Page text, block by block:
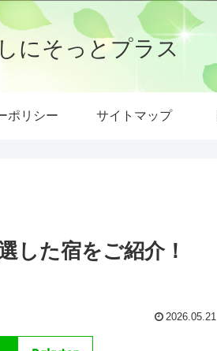
にそっとプラス
ポリシー サイトマップ
した宿をご紹介！
2026.05.21